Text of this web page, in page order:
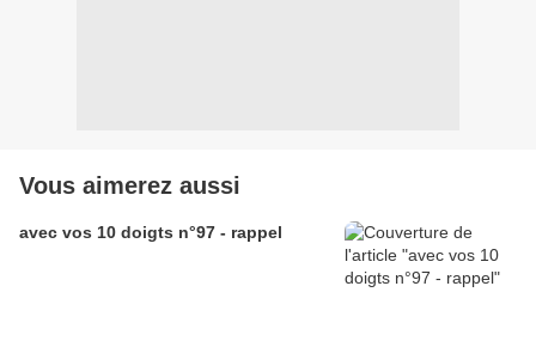
Vous aimerez aussi
avec vos 10 doigts n°97 - rappel